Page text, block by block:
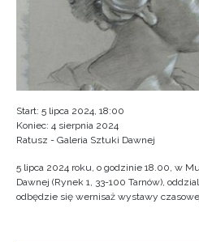
Start: 5 lipca 2024, 18:00
Koniec: 4 sierpnia 2024
Ratusz - Galeria Sztuki Dawnej
5 lipca 2024 roku, o godzinie 18.00, w
Dawnej (Rynek 1, 33-100 Tarnów),
odbędzie się wernisaż wystawy